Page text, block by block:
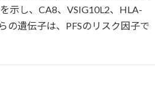
示し、CA8、VSIG10L2、HLA-
の遺伝子は、PFSのリスク因子で